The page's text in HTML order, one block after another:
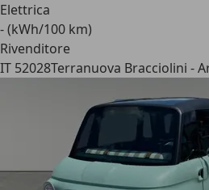
Elettrica
- (kWh/100 km)
Rivenditore
IT 52028Terranuova Bracciolini -